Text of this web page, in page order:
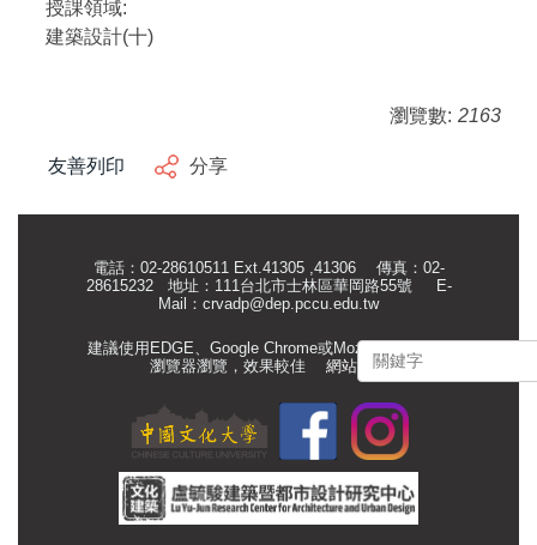
授課領域:
建築設計(十)
瀏覽數: 2163
友善列印 分享
電話：02-28610511 Ext.41305 ,41306 傳真：02-
28615232 地址：111台北市士林區華岡路55號
E-
Mail： crvadp@dep.pccu.edu.tw
建議使用EDGE、Google Chrome或Mozilla Firefox等
瀏覽器瀏覽，效果較佳 網站管理